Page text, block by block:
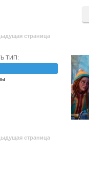
страница
ТИП:
страница